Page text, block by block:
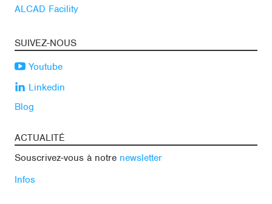
ALCAD Facility
SUIVEZ-NOUS
Youtube
Linkedin
Blog
ACTUALITÉ
Souscrivez-vous à notre newsletter
Infos